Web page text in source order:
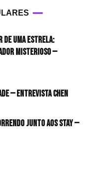
de uma estrela:
misterioso —
— Entrevista CHEN
junto aos STAY —